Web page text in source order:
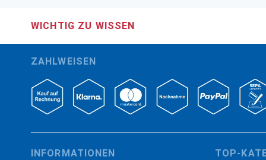
WICHTIG ZU WISSEN
ZAHLWEISEN
INFORMATIONEN TOP-